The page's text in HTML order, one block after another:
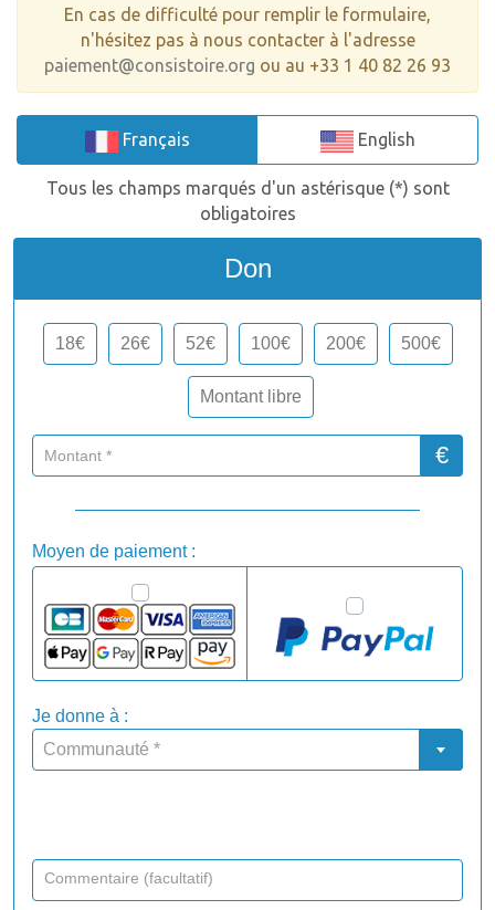
En cas de difficulté pour remplir le formulaire,
n'hésitez pas à nous contacter à l'adresse
paiement@consistoire.org ou au +33 1 40 82 26 93
Français English
Tous les champs marqués d'un astérisque (*) sont
obligatoires
Don
18€ 26€ 52€ 100€ 200€ 500€
Montant libre
€
Moyen de paiement :
Je donne à :
Communauté *